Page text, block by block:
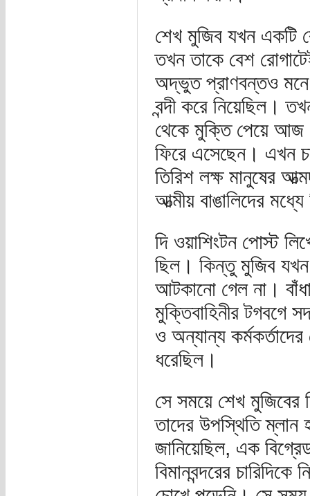
শেখ মুজিব যখন একটি
তখন তাকে বেশ
অদ্ভুত প্রাণবন্তও মনে
বন্দী করে নিয়েছিল।
থেকে মুক্তি পেয়ে আজ
ফিরে এসেছেন। এখন
তিরিশ লক্ষ মানুষের
আত্মীয় বাঙালিদের
দি ওয়াশিংটন পোস্ট
ছিল। কিন্তু মুজিব
আটকানো গেল না।
মুক্তিবাহিনীর টগবগে
ও অন্যান্য
ধরেছিল।
সে সময়ে শেখ মুজিবের
তাদের উপস্থিতি
জানিয়েছিল, এক
বিমানবন্দরের